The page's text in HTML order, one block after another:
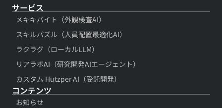
サービス
メキキバイト（外観検査AI）
スキルパズル（人員配置最適化AI）
ラクラグ（ローカルLLM）
リアラボAI（研究開発AIエージェント）
カスタム Hutzper AI（受託開発）
コンテンツ​
お知らせ